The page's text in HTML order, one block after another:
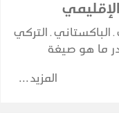
ـ التركي
ما هو صيغة
تمتلك، بدرجات
متكاملة وتواجه
المزيد